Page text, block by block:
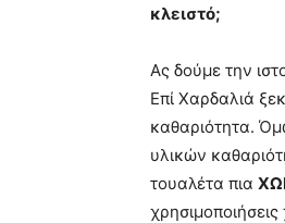
κλειστό;
Ας δούμε την
Επί Χαρδαλιά
καθαριότητα.
υλικών
τουαλέτα πια